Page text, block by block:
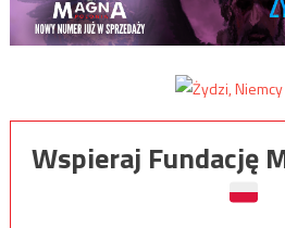
Wspieraj Fundację